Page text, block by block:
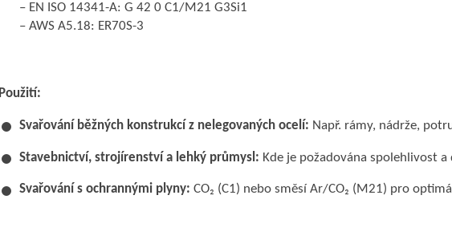
– EN ISO 14341-A: G 42 0 C1/M21 G3Si1
– AWS A5.18: ER70S-3
Použití:
Svařování běžných konstrukcí z nelegovaných ocelí: Např. rámy, nádrže,
Stavebnictví, strojírenství a lehký průmysl: Kde je požadována spolehlivost
Svařování s ochrannými plyny: CO₂ (C1) nebo směsí Ar/CO₂ (M21) pro